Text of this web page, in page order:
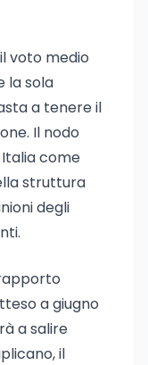
voto medio
la sola
a tenere il
Il nodo
come
struttura
degli
a giugno
a salire
il